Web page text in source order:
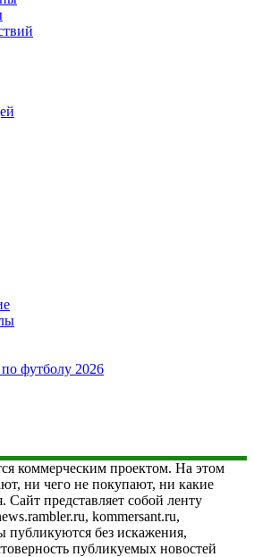
футболу 2026
коммерческим проектом. На этом
ни чего не покупают, ни какие
Сайт представляет собой ленту
kommersant.ru,
публикуются без искажения,
публикуемых новостей